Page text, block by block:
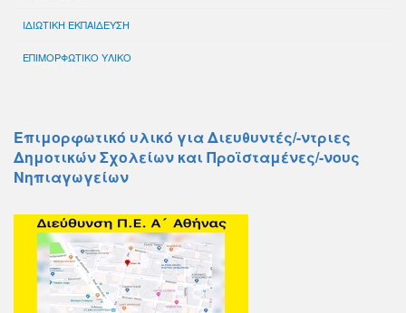
ΙΔΙΩΤΙΚΗ ΕΚΠΑΙΔΕΥΣΗ
ΕΠΙΜΟΡΦΩΤΙΚΟ ΥΛΙΚΟ
Επιμορφωτικό υλικό για Διευθυντές/-ντριες
Δημοτικών Σχολείων και Προϊσταμένες/-νους
Νηπιαγωγείων